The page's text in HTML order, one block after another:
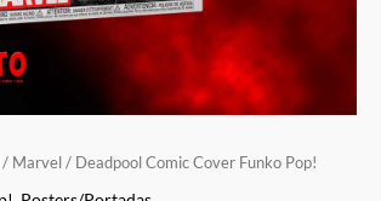
/ Marvel / Deadpool Comic Cover Funko Pop!